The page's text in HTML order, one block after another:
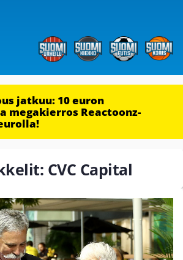
jatkuu: 10 euron
megakierros Reactoonz-
CVC Capital